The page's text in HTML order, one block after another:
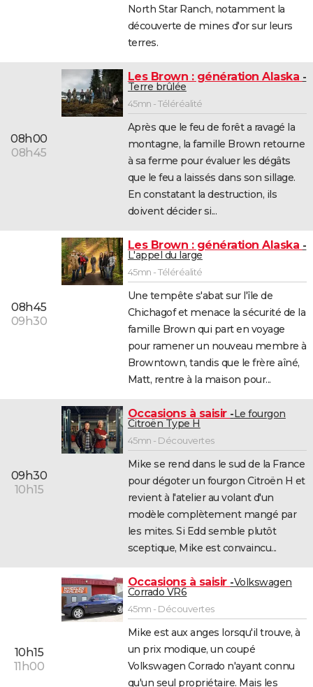
North Star Ranch, notamment la
découverte de mines d'or sur leurs
terres.
08h00
08h45
Les Brown : génération Alaska
Terre brûlée
45mn - Téléréalité
Après que le feu de forêt a ravagé la
montagne, la famille Brown retourne
à sa ferme pour évaluer les dégâts
que le feu a laissés dans son sillage.
En constatant la destruction, ils
doivent décider si...
08h45
09h30
Les Brown : génération Alaska
L'appel du large
45mn - Téléréalité
Une tempête s'abat sur l'île de
Chichagof et menace la sécurité de la
famille Brown qui part en voyage
pour ramener un nouveau membre à
Browntown, tandis que le frère aîné,
Matt, rentre à la maison pour...
09h30
10h15
Occasions à saisir Le fourgon
Citroën Type H
45mn - Découvertes
Mike se rend dans le sud de la France
pour dégoter un fourgon Citroën H et
revient à l'atelier au volant d'un
modèle complètement mangé par
les mites. Si Edd semble plutôt
sceptique, Mike est convaincu...
10h15
11h00
Occasions à saisir Volkswagen
Corrado VR6
45mn - Découvertes
Mike est aux anges lorsqu'il trouve, à
un prix modique, un coupé
Volkswagen Corrado n'ayant connu
qu'un seul propriétaire. Mais les